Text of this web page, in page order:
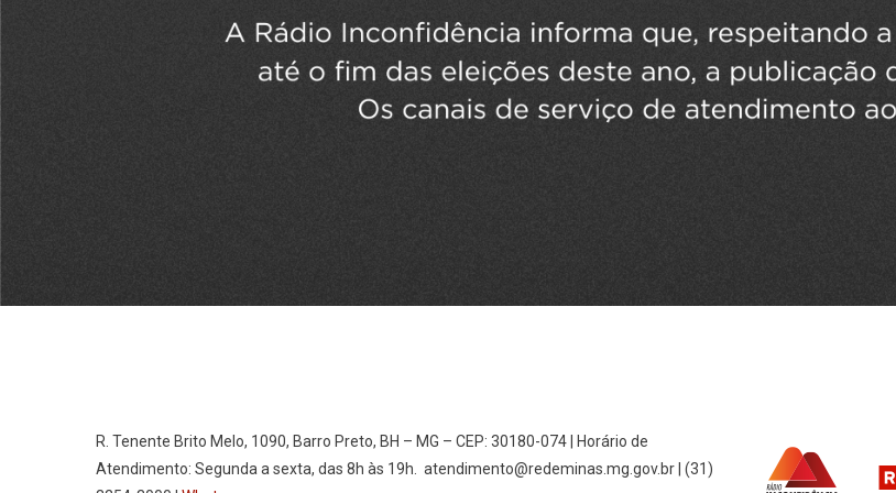
R. Tenente Brito Melo, 1090, Barro Preto, BH – MG – CEP: 30180-074 | Horário de
Atendimento: Segunda a sexta, das 8h às 19h. atendimento@redeminas.mg.gov.br | (31)